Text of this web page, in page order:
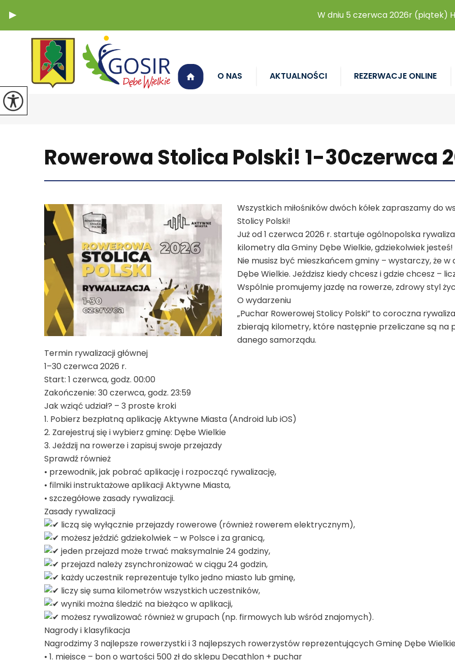
W dniu 5 czerwca 2026r (piątek)
O NAS AKTUALNOŚCI REZERWACJE ONLINE
Rowerowa Stolica Polski! 1-30czerwca
Wszystkich miłośników dwóch kółek zapraszamy do
Stolicy Polski!
Już od 1 czerwca 2026 r. startuje ogólnopolska
kilometry dla Gminy Dębe Wielkie, gdziekolwiek jesteś!
Nie musisz być mieszkańcem gminy – wystarczy, że
Dębe Wielkie. Jeździsz kiedy chcesz i gdzie chcesz –
Wspólnie promujemy jazdę na rowerze, zdrowy styl
O wydarzeniu
„Puchar Rowerowej Stolicy Polski” to coroczna
zbierają kilometry, które następnie przeliczane są na
danego samorządu.
Termin rywalizacji głównej
1–30 czerwca 2026 r.
Start: 1 czerwca, godz. 00:00
Zakończenie: 30 czerwca, godz. 23:59
Jak wziąć udział? – 3 proste kroki
1. Pobierz bezpłatną aplikację Aktywne Miasta (Android lub iOS)
2. Zarejestruj się i wybierz gminę: Dębe Wielkie
3. Jeździj na rowerze i zapisuj swoje przejazdy
Sprawdź również
• przewodnik, jak pobrać aplikację i rozpocząć rywalizację,
• filmiki instruktażowe aplikacji Aktywne Miasta,
• szczegółowe zasady rywalizacji.
Zasady rywalizacji
liczą się wyłącznie przejazdy rowerowe (również rowerem elektrycznym),
możesz jeździć gdziekolwiek – w Polsce i za granicą,
jeden przejazd może trwać maksymalnie 24 godziny,
przejazd należy zsynchronizować w ciągu 24 godzin,
każdy uczestnik reprezentuje tylko jedno miasto lub gminę,
liczy się suma kilometrów wszystkich uczestników,
wyniki można śledzić na bieżąco w aplikacji,
możesz rywalizować również w grupach (np. firmowych lub wśród znajomych).
Nagrody i klasyfikacja
Nagrodzimy 3 najlepsze rowerzystki i 3 najlepszych rowerzystów reprezentujących Gminę Dębe
• 1. miejsce – bon o wartości 500 zł do sklepu Decathlon + puchar